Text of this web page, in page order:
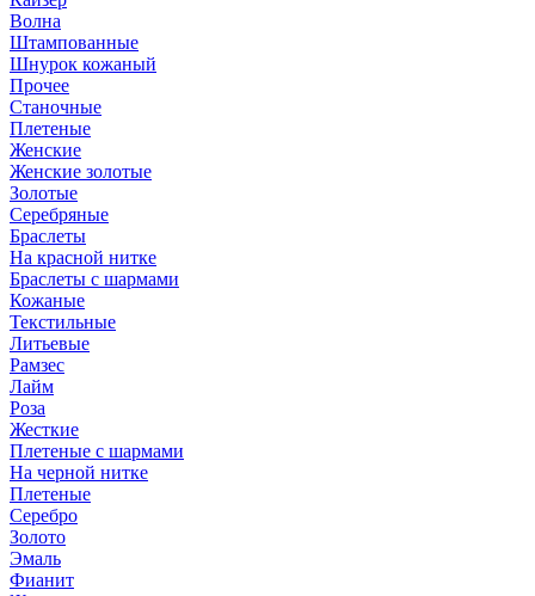
Волна
Штампованные
Шнурок кожаный
Прочее
Станочные
Плетеные
Женские
Женские золотые
Золотые
Серебряные
Браслеты
На красной нитке
Браслеты с шармами
Кожаные
Текстильные
Литьевые
Рамзес
Лайм
Роза
Жесткие
Плетеные с шармами
На черной нитке
Плетеные
Серебро
Золото
Эмаль
Фианит